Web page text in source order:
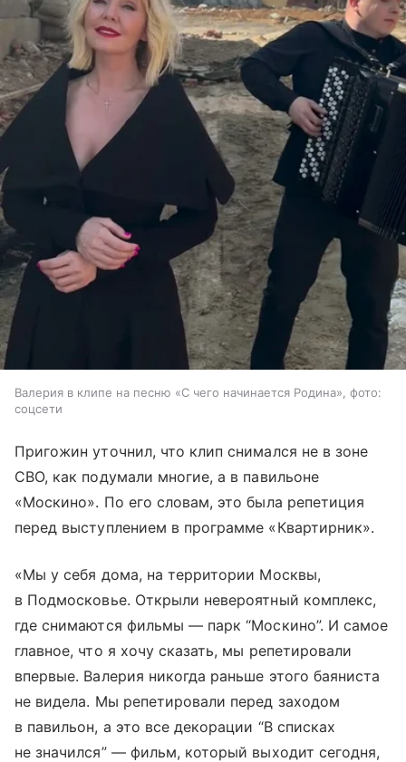
Валерия в клипе на песню «С чего начинается Родина», фото:
соцсети
Пригожин уточнил, что клип снимался не в зоне
СВО, как подумали многие, а в павильоне
«Москино». По его словам, это была репетиция
перед выступлением в программе «Квартирник».
«Мы у себя дома, на территории Москвы,
в Подмосковье. Открыли невероятный комплекс,
где снимаются фильмы — парк “Москино”. И самое
главное, что я хочу сказать, мы репетировали
впервые. Валерия никогда раньше этого баяниста
не видела. Мы репетировали перед заходом
в павильон, а это все декорации “В списках
не значился” — фильм, который выходит сегодня,